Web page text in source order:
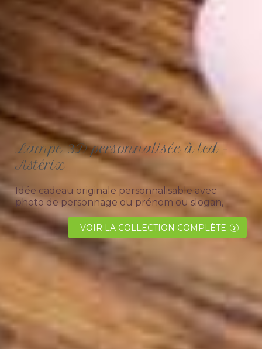
Lampe 3D personnalisée à led -
Astérix
Idée cadeau originale personnalisable avec
photo de personnage ou prénom ou slogan,
lampe 3D personnalisée sur le thème d' Astérix la
bande dessinée à succès. Comment ne pas
connaitre les...
VOIR LA COLLECTION COMPLÈTE